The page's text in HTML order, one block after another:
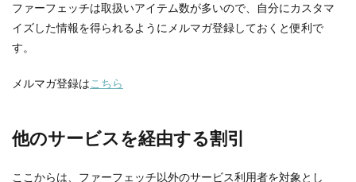
ファーフェッチは取扱いアイテム数が多いので、自分にカスタマ
イズした情報を得られるようにメルマガ登録しておくと便利で
す。
メルマガ登録はこちら
他のサービスを経由する割引
ここからは、ファーフェッチ以外のサービス利用者を対象とし